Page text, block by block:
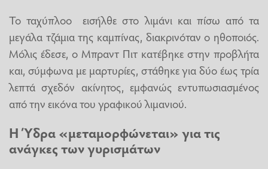
Το ταχύπλοο εισήλθε στο λιμάνι και πίσω από τα
μεγάλα τζάμια της καμπίνας, διακρινόταν ο ηθοποιός.
Μόλις έδεσε, ο Μπραντ Πιτ κατέβηκε στην προβλήτα
και, σύμφωνα με μαρτυρίες, στάθηκε για δύο έως τρία
λεπτά σχεδόν ακίνητος, εμφανώς εντυπωσιασμένος
από την εικόνα του γραφικού λιμανιού.
Η Ύδρα «μεταμορφώνεται» για τις
ανάγκες των γυρισμάτων